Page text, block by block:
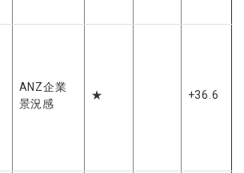
ANZ企業
景況感
★ +36.6